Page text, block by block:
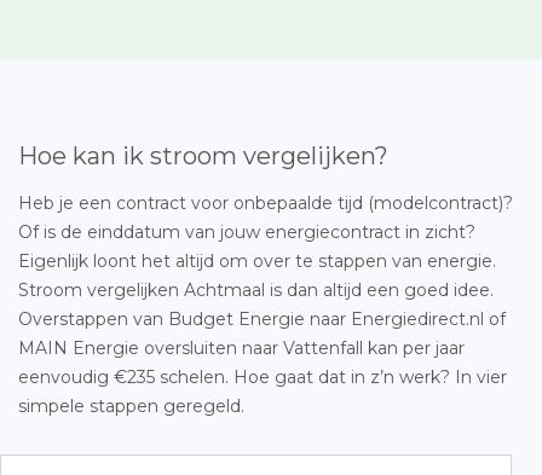
Hoe kan ik stroom vergelijken?
Heb je een contract voor onbepaalde tijd (modelcontract)?
Of is de einddatum van jouw energiecontract in zicht?
Eigenlijk loont het altijd om over te stappen van energie.
Stroom vergelijken Achtmaal is dan altijd een goed idee.
Overstappen van Budget Energie naar Energiedirect.nl of
MAIN Energie oversluiten naar Vattenfall kan per jaar
eenvoudig €235 schelen. Hoe gaat dat in z’n werk? In vier
simpele stappen geregeld.